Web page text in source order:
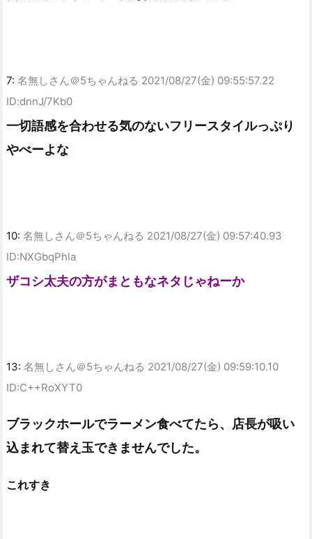
7: 名無しさん＠5ちゃんねる 2021/08/27(金) 09:55:57.22
ID:dnnJ/7Kb0
一切語感を合わせる気のないフリースタイルっぷり
やべーよな
10: 名無しさん＠5ちゃんねる 2021/08/27(金) 09:57:40.93
ID:NXGbqPhla
ザコシ太夫の方がまともなネタじゃねーか
13: 名無しさん＠5ちゃんねる 2021/08/27(金) 09:59:10.10
ID:C++RoXYT0
ブラックホールでラーメン食べてたら、店長が吸い
込まれて替え玉できませんでした。
これすき